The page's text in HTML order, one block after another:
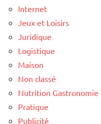
Internet
Jeux et Loisirs
Juridique
Logistique
Maison
Non classé
Nutrition Gastronomie
Pratique
Publicité